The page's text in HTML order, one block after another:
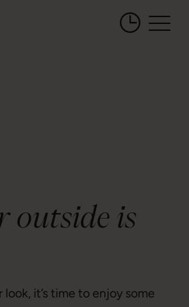
Öffnungszeiten
outside is
it’s time to enjoy some